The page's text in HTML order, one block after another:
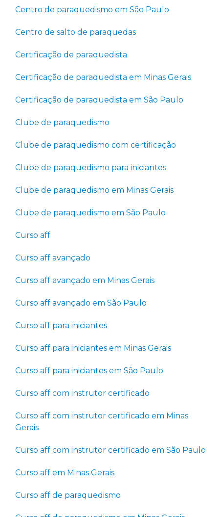
Centro de paraquedismo em São Paulo
Centro de salto de paraquedas
Certificação de paraquedista
Certificação de paraquedista em Minas Gerais
Certificação de paraquedista em São Paulo
Clube de paraquedismo
Clube de paraquedismo com certificação
Clube de paraquedismo para iniciantes
Clube de paraquedismo em Minas Gerais
Clube de paraquedismo em São Paulo
Curso aff
Curso aff avançado
Curso aff avançado em Minas Gerais
Curso aff avançado em São Paulo
Curso aff para iniciantes
Curso aff para iniciantes em Minas Gerais
Curso aff para iniciantes em São Paulo
Curso aff com instrutor certificado
Curso aff com instrutor certificado em Minas
Gerais
Curso aff com instrutor certificado em São Paulo
Curso aff em Minas Gerais
Curso aff de paraquedismo